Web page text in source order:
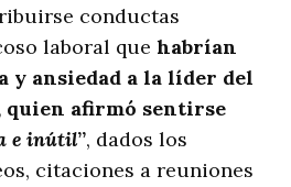
conductas
laboral que habrían
y ansiedad a la líder del
quien afirmó sentirse
e inútil”, dados los
citaciones a reuniones